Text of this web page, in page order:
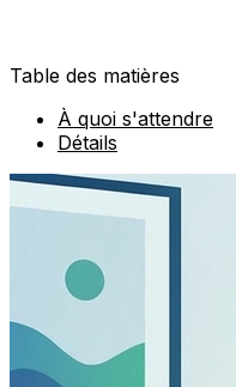
Table des matières
À quoi s'attendre
Détails